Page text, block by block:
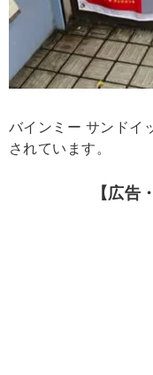
バインミー サンドイ
されています。
【広告